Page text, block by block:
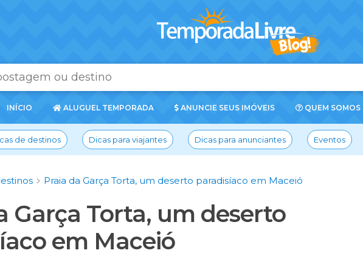
PÁGINA
INÍCIO ALUGUEL TEMPORADA ANUNCIE SEUS IMÓVEIS QUEM SOMOS
de destinos Dicas para viajantes Dicas para anunciantes Eventos
Praia da Garça Torta, um deserto paradisíaco em Maceió
Garça Torta, um deserto
em Maceió